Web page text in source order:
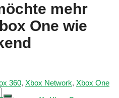
mehr
One wie
360, Xbox Network, Xbox One